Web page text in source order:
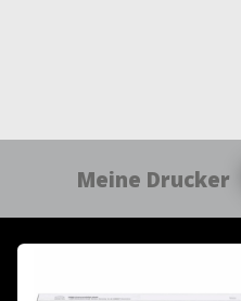
Meine Drucker